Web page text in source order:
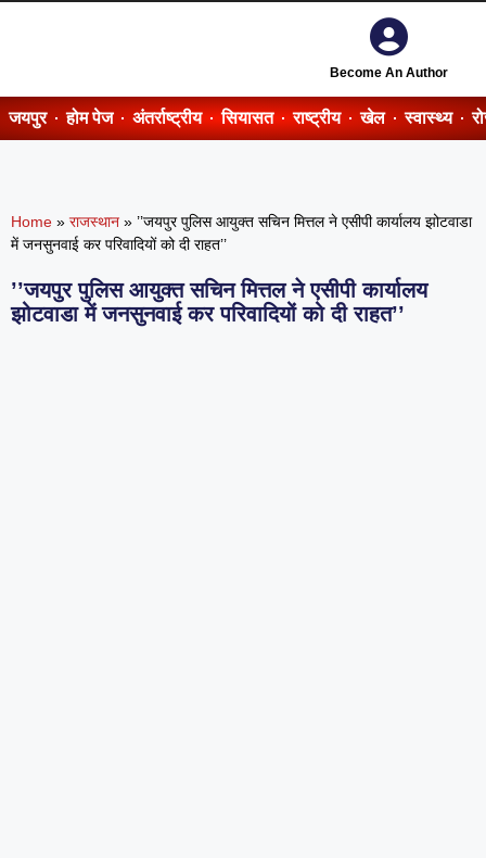
Become An Author
जयपुर होम पेज अंतर्राष्ट्रीय सियासत राष्ट्रीय खेल स्वास्थ्य
Home » राजस्थान » ’’जयपुर पुलिस आयुक्त सचिन मित्तल ने एसीपी कार्यालय झोटवाडा
में जनसुनवाई कर परिवादियों को दी राहत’’
’’जयपुर पुलिस आयुक्त सचिन मित्तल ने एसीपी कार्यालय
झोटवाडा में जनसुनवाई कर परिवादियों को दी राहत’’